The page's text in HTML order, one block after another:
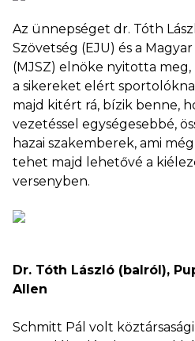
Az ünnepséget dr. Tóth
Szövetség (EJU) és a
(MJSZ) elnöke nyitotta
a sikereket elért
majd kitért rá, bízik benne,
vezetéssel egységesebbé,
hazai szakemberek, ami
tehet majd lehetővé a
versenyben.
Dr. Tóth László (balról),
Allen
Schmitt Pál volt